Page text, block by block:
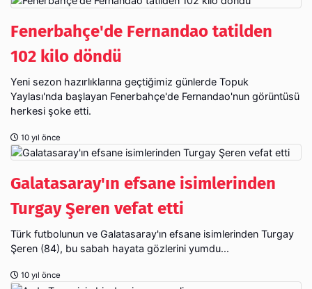
Fenerbahçe'de Fernandao tatilden
102 kilo döndü
Yeni sezon hazırlıklarına geçtiğimiz günlerde Topuk
Yaylası'nda başlayan Fenerbahçe'de Fernandao'nun görüntüsü
herkesi şoke etti.
10 yıl önce
Galatasaray'ın efsane isimlerinden
Turgay Şeren vefat etti
Türk futbolunun ve Galatasaray'ın efsane isimlerinden Turgay
Şeren (84), bu sabah hayata gözlerini yumdu...
10 yıl önce